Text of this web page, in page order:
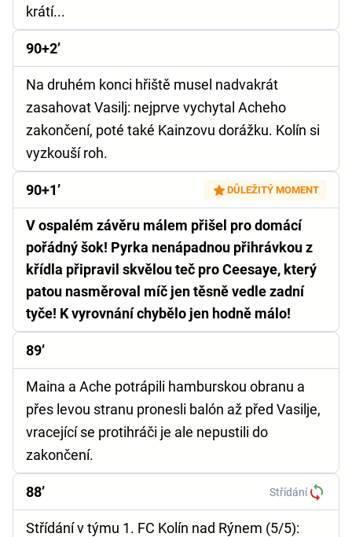
krátí...
90+2’
Na druhém konci hřiště musel nadvakrát
zasahovat Vasilj: nejprve vychytal Acheho
zakončení, poté také Kainzovu dorážku. Kolín si
vyzkouší roh.
90+1’ DŮLEŽITÝ MOMENT
V ospalém závěru málem přišel pro domácí
pořádný šok! Pyrka nenápadnou přihrávkou z
křídla připravil skvělou teč pro Ceesaye, který
patou nasměroval míč jen těsně vedle zadní
tyče! K vyrovnání chybělo jen hodně málo!
89’
Maina a Ache potrápili hamburskou obranu a
přes levou stranu pronesli balón až před Vasilje,
vracející se protihráči je ale nepustili do
zakončení.
88’ Střídání
Střídání v týmu 1. FC Kolín nad Rýnem (5/5):